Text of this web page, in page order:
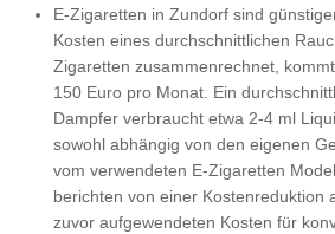
E-Zigaretten in Zundorf sind
Kosten eines durchschnittlichen
Zigaretten zusammenrechnet,
150 Euro pro Monat. Ein
Dampfer verbraucht etwa 2-4 ml
sowohl abhängig von den eigenen
vom verwendeten E-Zigaretten
berichten von einer Kostenreduktion
zuvor aufgewendeten Kosten für